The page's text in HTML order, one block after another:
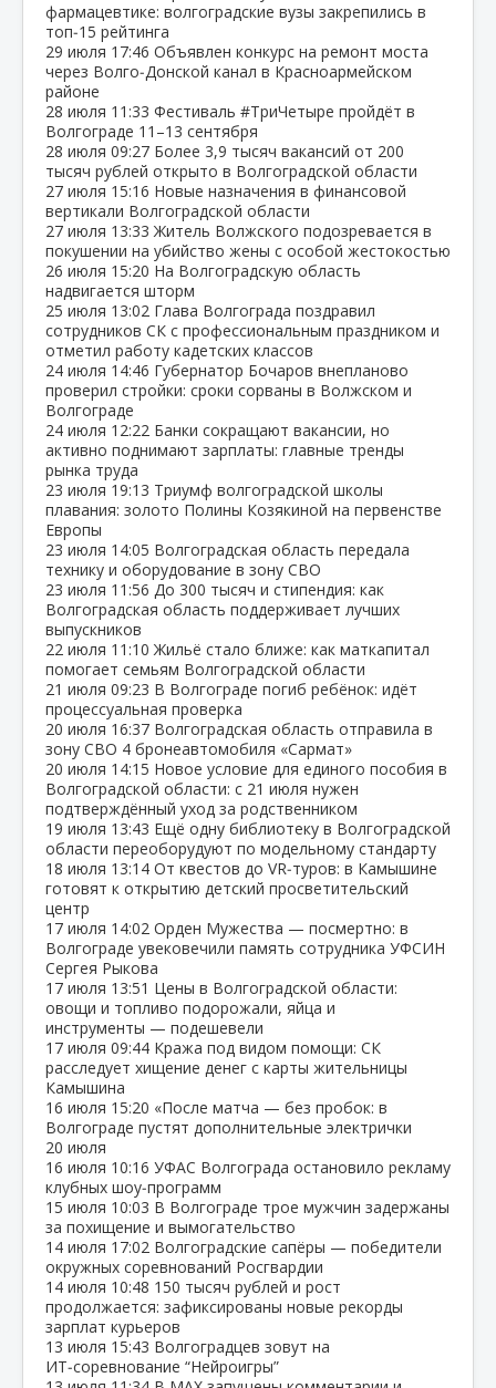
фармацевтике: волгоградские вузы закрепились в
топ‑15 рейтинга
29 июля 17:46 Объявлен конкурс на ремонт моста
через Волго‑Донской канал в Красноармейском
районе
28 июля 11:33 Фестиваль #ТриЧетыре пройдёт в
Волгограде 11–13 сентября
28 июля 09:27 Более 3,9 тысяч вакансий от 200
тысяч рублей открыто в Волгоградской области
27 июля 15:16 Новые назначения в финансовой
вертикали Волгоградской области
27 июля 13:33 Житель Волжского подозревается в
покушении на убийство жены с особой жестокостью
26 июля 15:20 На Волгоградскую область
надвигается шторм
25 июля 13:02 Глава Волгограда поздравил
сотрудников СК с профессиональным праздником и
отметил работу кадетских классов
24 июля 14:46 Губернатор Бочаров внепланово
проверил стройки: сроки сорваны в Волжском и
Волгограде
24 июля 12:22 Банки сокращают вакансии, но
активно поднимают зарплаты: главные тренды
рынка труда
23 июля 19:13 Триумф волгоградской школы
плавания: золото Полины Козякиной на первенстве
Европы
23 июля 14:05 Волгоградская область передала
технику и оборудование в зону СВО
23 июля 11:56 До 300 тысяч и стипендия: как
Волгоградская область поддерживает лучших
выпускников
22 июля 11:10 Жильё стало ближе: как маткапитал
помогает семьям Волгоградской области
21 июля 09:23 В Волгограде погиб ребёнок: идёт
процессуальная проверка
20 июля 16:37 Волгоградская область отправила в
зону СВО 4 бронеавтомобиля «Сармат»
20 июля 14:15 Новое условие для единого пособия в
Волгоградской области: с 21 июля нужен
подтверждённый уход за родственником
19 июля 13:43 Ещё одну библиотеку в Волгоградской
области переоборудуют по модельному стандарту
18 июля 13:14 От квестов до VR‑туров: в Камышине
готовят к открытию детский просветительский
центр
17 июля 14:02 Орден Мужества — посмертно: в
Волгограде увековечили память сотрудника УФСИН
Сергея Рыкова
17 июля 13:51 Цены в Волгоградской области:
овощи и топливо подорожали, яйца и
инструменты — подешевели
17 июля 09:44 Кража под видом помощи: СК
расследует хищение денег с карты жительницы
Камышина
16 июля 15:20 «После матча — без пробок: в
Волгограде пустят дополнительные электрички
20 июля
16 июля 10:16 УФАС Волгограда остановило рекламу
клубных шоу‑программ
15 июля 10:03 В Волгограде трое мужчин задержаны
за похищение и вымогательство
14 июля 17:02 Волгоградские сапёры — победители
окружных соревнований Росгвардии
14 июля 10:48 150 тысяч рублей и рост
продолжается: зафиксированы новые рекорды
зарплат курьеров
13 июля 15:43 Волгоградцев зовут на
ИТ‑соревнование “Нейроигры”